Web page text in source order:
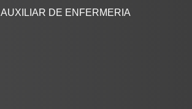
AUXILIAR DE ENFERMERIA